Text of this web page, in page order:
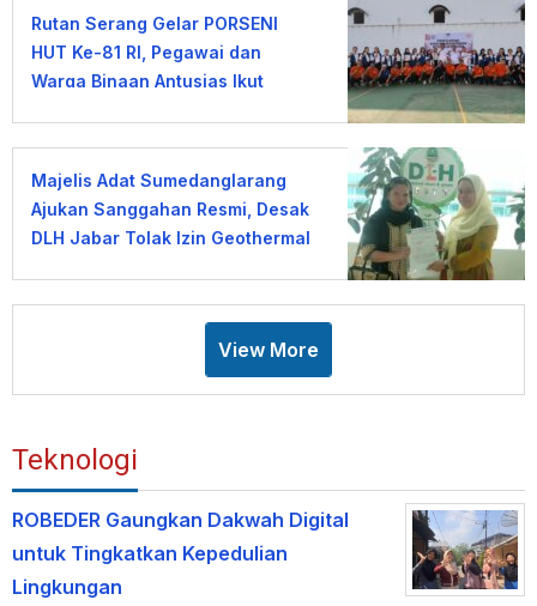
Rutan Serang Gelar PORSENI
HUT Ke-81 RI, Pegawai dan
Warga Binaan Antusias Ikut
Majelis Adat Sumedanglarang
Ajukan Sanggahan Resmi, Desak
DLH Jabar Tolak Izin Geothermal
View More
Teknologi
ROBEDER Gaungkan Dakwah Digital
untuk Tingkatkan Kepedulian
Lingkungan